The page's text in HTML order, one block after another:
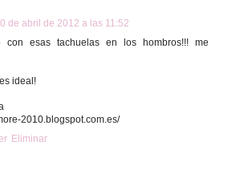
de abril de 2012 a las 11:52
con esas tachuelas en los hombros!!! me
ideal!
2010.blogspot.com.es/
Eliminar